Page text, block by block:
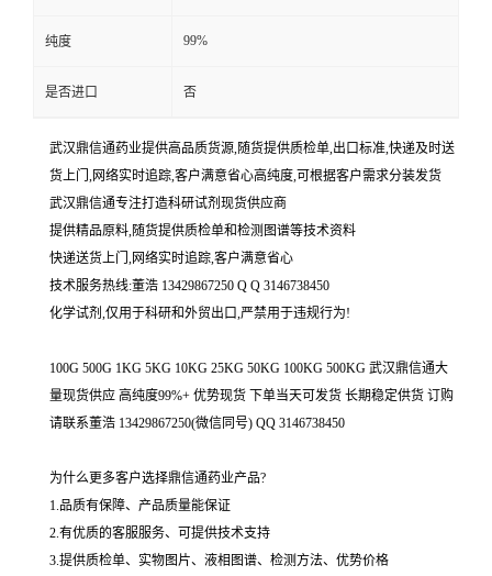
纯度 99%
是否进口 否
武汉鼎信通药业提供高品质货源,随货提供质检单,出口标准,快递及时送
货上门,网络实时追踪,客户满意省心高纯度,可根据客户需求分装发货
武汉鼎信通专注打造科研试剂现货供应商
提供精品原料,随货提供质检单和检测图谱等技术资料
快递送货上门,网络实时追踪,客户满意省心
技术服务热线:董浩 13429867250 Q Q 3146738450
化学试剂,仅用于科研和外贸出口,严禁用于违规行为!
100G 500G 1KG 5KG 10KG 25KG 50KG 100KG 500KG 武汉鼎信通大
量现货供应 高纯度99%+ 优势现货 下单当天可发货 长期稳定供货 订购
请联系董浩 13429867250(微信同号) QQ 3146738450
为什么更多客户选择鼎信通药业产品?
1.品质有保障、产品质量能保证
2.有优质的客服服务、可提供技术支持
3.提供质检单、实物图片、液相图谱、检测方法、优势价格